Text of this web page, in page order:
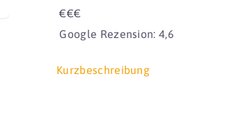
€€€
Google Rezension: 4,6
Kurzbeschreibung